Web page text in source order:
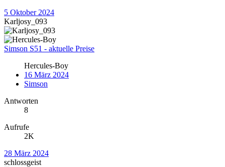
5 Oktober 2024
Karljosy_093
Simson S51 - aktuelle Preise
Hercules-Boy
16 März 2024
Simson
Antworten
8
Aufrufe
2K
28 März 2024
schlossgeist